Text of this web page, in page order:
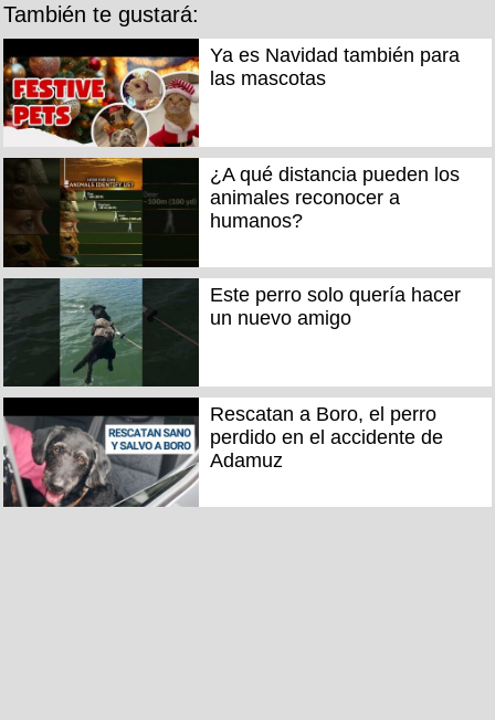
También te gustará:
Ya es Navidad también para
las mascotas
¿A qué distancia pueden los
animales reconocer a
humanos?
Este perro solo quería hacer
un nuevo amigo
Rescatan a Boro, el perro
perdido en el accidente de
Adamuz